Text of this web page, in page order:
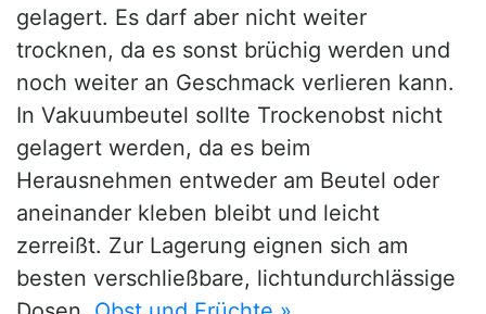
gelagert. Es darf aber nicht weiter
trocknen, da es sonst brüchig werden und
noch weiter an Geschmack verlieren kann.
In Vakuumbeutel sollte Trockenobst nicht
gelagert werden, da es beim
Herausnehmen entweder am Beutel oder
aneinander kleben bleibt und leicht
zerreißt. Zur Lagerung eignen sich am
besten verschließbare, lichtundurchlässige